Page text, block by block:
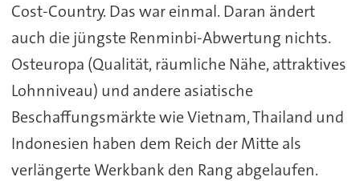
Cost-Country. Das war einmal. Daran ändert
auch die jüngste Renminbi-Abwertung nichts.
Osteuropa (Qualität, räumliche Nähe, attraktives
Lohnniveau) und andere asiatische
Beschaffungsmärkte wie Vietnam, Thailand und
Indonesien haben dem Reich der Mitte als
verlängerte Werkbank den Rang abgelaufen.